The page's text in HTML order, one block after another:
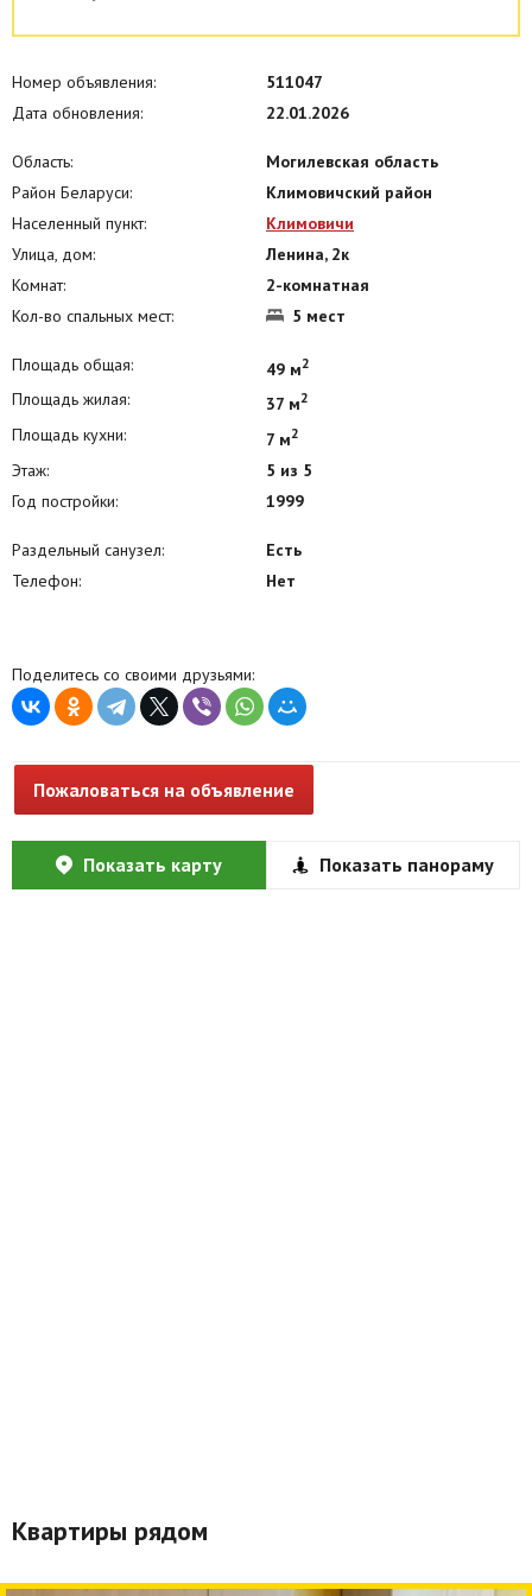
проживающих. Форма оплаты: наличный и безналичный расчет.
При заселении - при себе иметь
Не для шумных компаний
Номер объявления:
511047
Дата обновления:
22.01.2026
Область:
Могилевская область
Район Беларуси:
Климовичский район
Населенный пункт:
Климовичи
Улица, дом:
Ленина, 2к
Комнат:
2-комнатная
Кол-во спальных мест:
5 мест
Площадь общая: 49 м2
Площадь жилая: 37 м2
Площадь кухни: 7 м2
Этаж:
5 из 5
Год постройки:
1999
Раздельный санузел:
Есть
Телефон:
Нет
Поделитесь со своими друзьями:
Пожаловаться на объявление
Показать карту Показать панораму
Квартиры рядом